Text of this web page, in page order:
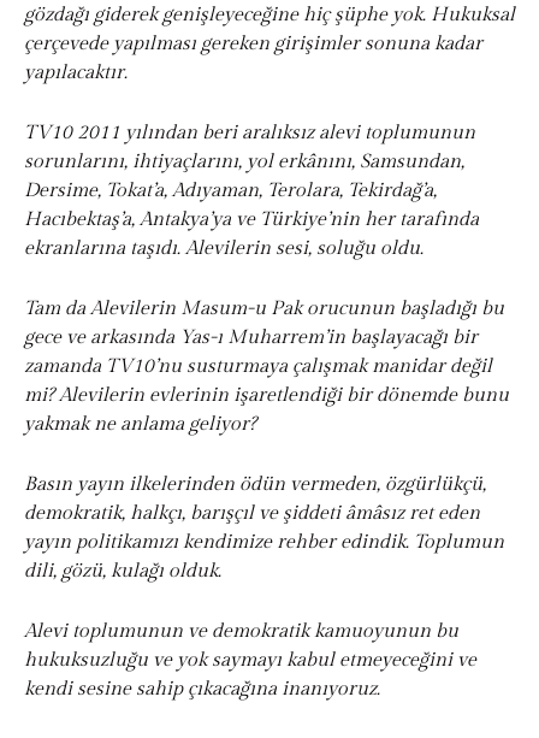
gözdağı giderek genişleyeceğine hiç şüphe yok. Hukuksal
çerçevede yapılması gereken girişimler sonuna kadar
yapılacaktır.
TV10 2011 yılından beri aralıksız alevi toplumunun
sorunlarını, ihtiyaçlarını, yol erkânını, Samsundan,
Dersime, Tokat’a, Adıyaman, Terolara, Tekirdağ’a,
Hacıbektaş’a, Antakya’ya ve Türkiye’nin her tarafında
ekranlarına taşıdı. Alevilerin sesi, soluğu oldu.
Tam da Alevilerin Masum-u Pak orucunun başladığı bu
gece ve arkasında Yas-ı Muharrem’in başlayacağı bir
zamanda TV10’nu susturmaya çalışmak manidar değil
mi? Alevilerin evlerinin işaretlendiği bir dönemde bunu
yakmak ne anlama geliyor?
Basın yayın ilkelerinden ödün vermeden, özgürlükçü,
demokratik, halkçı, barışçıl ve şiddeti âmâsız ret eden
yayın politikamızı kendimize rehber edindik. Toplumun
dili, gözü, kulağı olduk.
Alevi toplumunun ve demokratik kamuoyunun bu
hukuksuzluğu ve yok saymayı kabul etmeyeceğini ve
kendi sesine sahip çıkacağına inanıyoruz.